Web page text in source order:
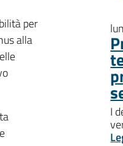
per
alla
I